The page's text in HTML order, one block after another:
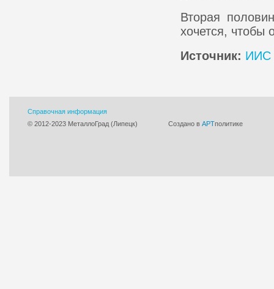
Вторая
хочется, чтобы
Источник: ИИС
Справочная информация
Cоздано в АРТполитике
© 2012-2023 МеталлоГрад (Липецк)